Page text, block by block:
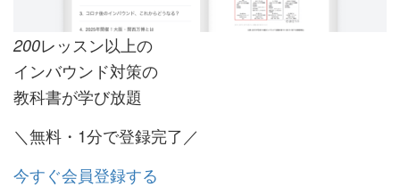
200レッスン以上の
インバウンド対策の
教科書が学び放題
＼無料・1分で登録完了／
今すぐ会員登録する